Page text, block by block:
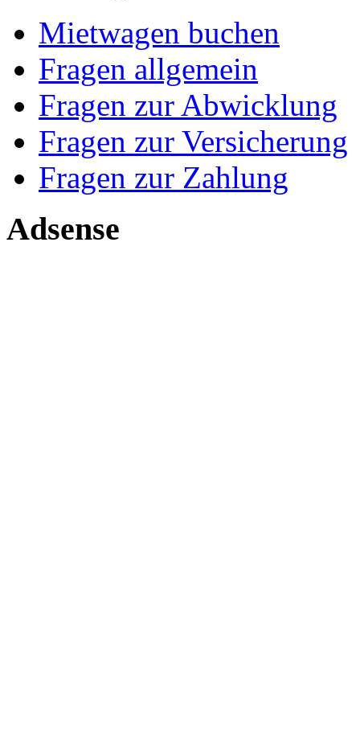
Mietwagen buchen
Fragen allgemein
Fragen zur Abwicklung
Fragen zur Versicherung
Fragen zur Zahlung
Adsense